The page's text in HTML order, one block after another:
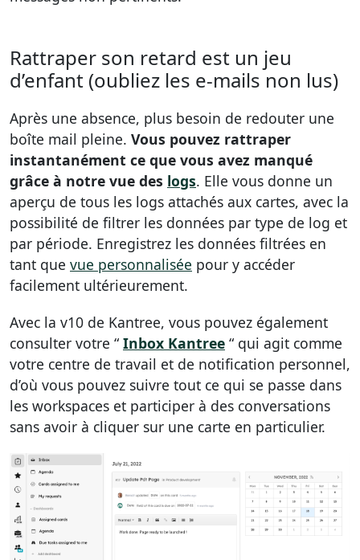
Rattraper son retard est un jeu
d’enfant (oubliez les e-mails non lus)
Après une absence, plus besoin de redouter une
boîte mail pleine. Vous pouvez rattraper
instantanément ce que vous avez manqué
grâce à notre vue des logs. Elle vous donne un
aperçu de tous les logs attachés aux cartes, avec la
possibilité de filtrer les données par type de log et
par période. Enregistrez les données filtrées en
tant que vue personnalisée pour y accéder
facilement ultérieurement.
Avec la v10 de Kantree, vous pouvez également
consulter votre “ Inbox Kantree “ qui agit comme
votre centre de travail et de notification personnel,
d’où vous pouvez suivre tout ce qui se passe dans
les workspaces et participer à des conversations
sans avoir à cliquer sur une carte en particulier.